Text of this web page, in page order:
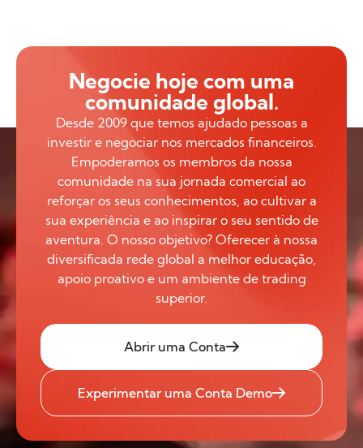
Negocie hoje com uma
comunidade global.
Desde 2009 que temos ajudado pessoas a
investir e negociar nos mercados financeiros.
Empoderamos os membros da nossa
comunidade na sua jornada comercial ao
reforçar os seus conhecimentos, ao cultivar a
sua experiência e ao inspirar o seu sentido de
aventura. O nosso objetivo? Oferecer à nossa
diversificada rede global a melhor educação,
apoio proativo e um ambiente de trading
superior.
Abrir uma Conta
Experimentar uma Conta Demo